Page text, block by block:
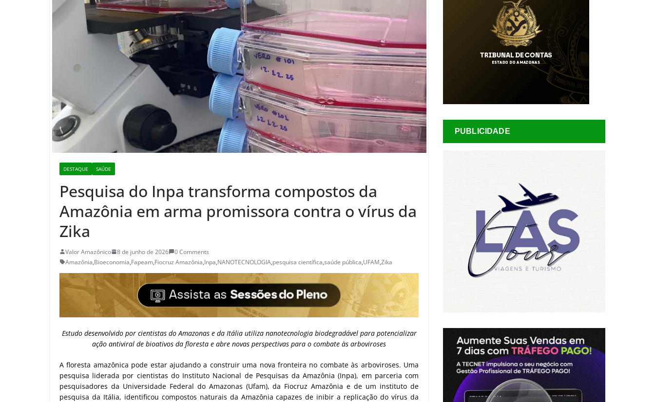
DESTAQUE SAÚDE
Pesquisa do Inpa transforma compostos da
Amazônia em arma promissora contra o vírus da
Zika
Valor Amazônico 8 de junho de 2026
0 Comments
Amazônia,Bioeconomia,Fapeam,Fiocruz Amazônia,Inpa,NANOTECNOLOGIA,pesquisa científica,saúde pública,UFAM,Zika
Estudo desenvolvido por cientistas do Amazonas e da Itália utiliza nanotecnologia biodegradável para potencializar
ação antiviral de bioativos da floresta e abre novas perspectivas para o combate às arboviroses
A floresta amazônica pode estar ajudando a construir uma nova fronteira no combate às arboviroses. Uma
pesquisa liderada por cientistas do Instituto Nacional de Pesquisas da Amazônia (Inpa), em parceria com
pesquisadores da Universidade Federal do Amazonas (Ufam), da Fiocruz Amazônia e de um instituto de
pesquisa da Itália, identificou compostos naturais da Amazônia capazes de inibir a replicação do vírus da
PUBLICIDADE